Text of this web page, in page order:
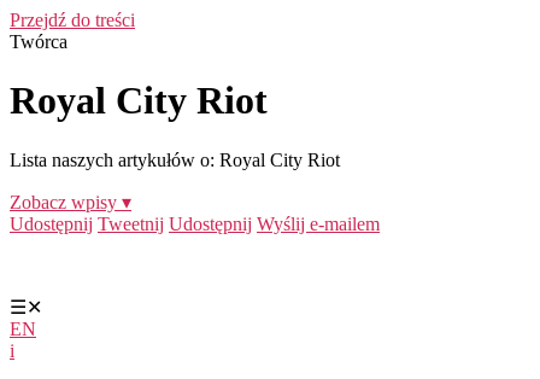
Przejdź do treści
Twórca
Royal City Riot
Lista naszych artykułów o: Royal City Riot
Zobacz wpisy ▾
Udostępnij Tweetnij Udostępnij Wyślij e-mailem
☰✕
EN
i